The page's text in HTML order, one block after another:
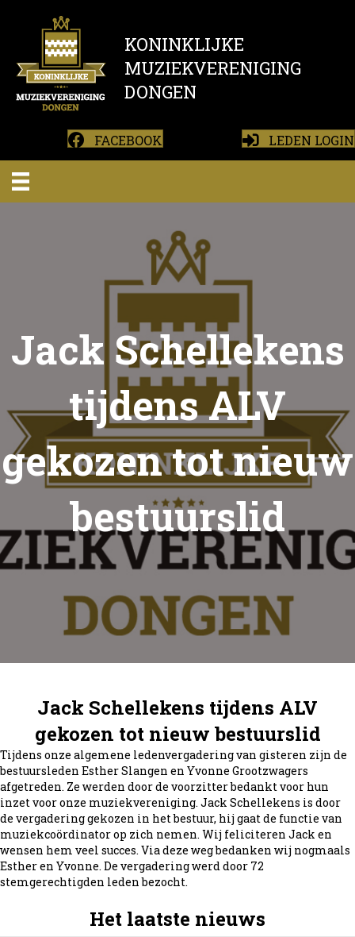
KONINKLIJKE
MUZIEKVERENIGING
DONGEN
FACEBOOK LEDEN LOGIN
Jack Schellekens
tijdens ALV
gekozen tot nieuw
bestuurslid
Jack Schellekens tijdens ALV
gekozen tot nieuw bestuurslid
Tijdens onze algemene ledenvergadering van gisteren zijn de
bestuursleden Esther Slangen en Yvonne Grootzwagers
afgetreden. Ze werden door de voorzitter bedankt voor hun
inzet voor onze muziekvereniging. Jack Schellekens is door
de vergadering gekozen in het bestuur, hij gaat de functie van
muziekcoördinator op zich nemen. Wij feliciteren Jack en
wensen hem veel succes. Via deze weg bedanken wij nogmaals
Esther en Yvonne. De vergadering werd door 72
stemgerechtigden leden bezocht.
Het laatste nieuws